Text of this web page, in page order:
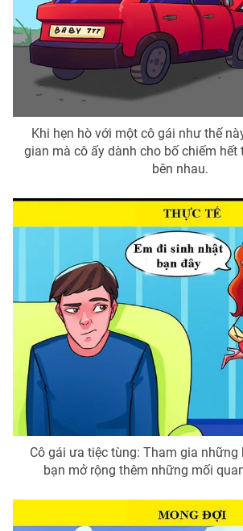
Cơ quan chủ quản:Đài Truyền hình Việt
Cơ quan báo chí:Thời báo VTV
Giấy phép hoạt động báo in và báo điện tử
cấp ngày 29/12/2023
Tổng Biên tập:Vũ Thanh Thủy
Phó Tổng Biên tập:Nguyễn Thị Mỹ Hạnh,
Nguyễn Trọng Ninh
Tổng đài VTV: 024.38 355 931 - 024.38
Email:toasoan@vtv.vn
Liên hệ quảng cáo:024-7300.7108
® Cấm sao chép dưới mọi hình thức nếu
thuận bằng văn bản. Ghi rõ nguồn VTV.vn
Khi hẹn hò với một cô gái như thế
gian mà cô ấy dành cho bố chiếm hết
bên nhau.
Cô gái ưa tiệc tùng: Tham gia những
bạn mở rộng thêm những mối